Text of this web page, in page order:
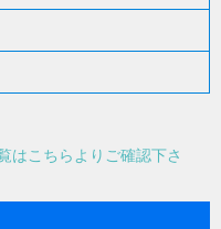
はこちらよりご確認下さ